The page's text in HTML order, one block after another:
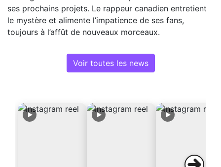
ses prochains projets. Le rappeur canadien entretient
le mystère et alimente l’impatience de ses fans,
toujours à l’affût de nouveaux morceaux.
Voir toutes les news